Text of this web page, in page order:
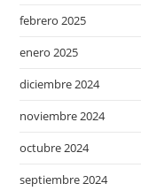
febrero 2025
enero 2025
diciembre 2024
noviembre 2024
octubre 2024
septiembre 2024